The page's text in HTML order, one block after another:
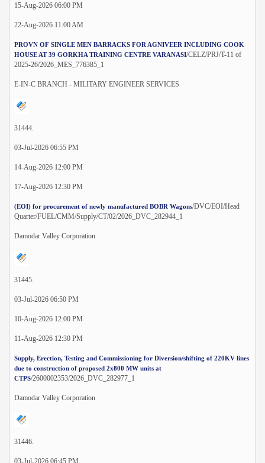
15-Aug-2026 06:00 PM
22-Aug-2026 11:00 AM
PROVN OF SINGLE MEN BARRACKS FOR AGNIVEER INCLUDING COOK
HOUSE AT 39 GORKHA TRAINING CENTRE VARANASI/CELZ/PRJ/T-11 of
2025-26/2026_MES_776385_1
E-IN-C BRANCH - MILITARY ENGINEER SERVICES
31444.
03-Jul-2026 06:55 PM
14-Aug-2026 12:00 PM
17-Aug-2026 12:30 PM
(EOI) for procurement of newly manufactured BOBR Wagons/DVC/EOI/Head
Quarter/FUEL/CMM/Supply/CT/02/2026_DVC_282944_1
Damodar Valley Corporation
31445.
03-Jul-2026 06:50 PM
10-Aug-2026 12:00 PM
11-Aug-2026 12:30 PM
Supply, Erection, Testing and Commissioning for Diversion/shifting of 220KV lines
due to construction of proposed 2x800 MW units at
CTPS/2600002353/2026_DVC_282977_1
Damodar Valley Corporation
31446.
03-Jul-2026 06:45 PM